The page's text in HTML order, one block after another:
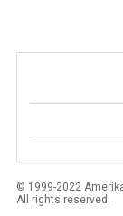
© 1999-2022
All rights reserved.